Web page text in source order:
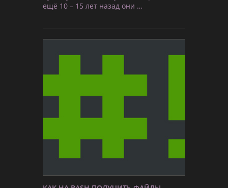
ещё 10 – 15 лет назад они …